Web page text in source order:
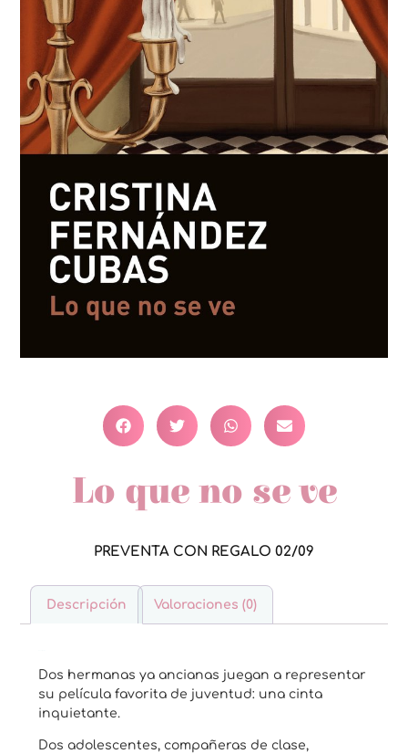
Lo que no se ve
PREVENTA CON REGALO 02/09
Descripción Valoraciones (0)
Dos hermanas ya ancianas juegan a representar
su película favorita de juventud: una cinta
inquietante.
Dos adolescentes, compañeras de clase,